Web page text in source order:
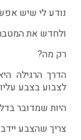
נודע לי שיש
ולחדש את
רק מה?
הדרך הרגילה
לצבוע בצבע
היות שמדובר
צריך שהצבע